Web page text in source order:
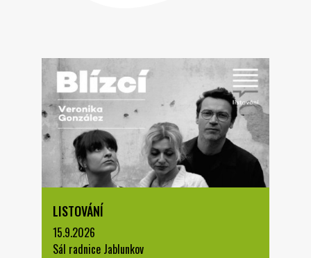
LISTOVÁNÍ
15.9.2026
Sál radnice Jablunkov